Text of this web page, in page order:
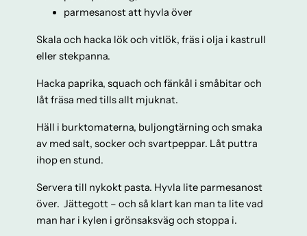
parmesanost att hyvla över
Skala och hacka lök och vitlök, fräs i olja i kastrull
eller stekpanna.
Hacka paprika, squach och fänkål i småbitar och
låt fräsa med tills allt mjuknat.
Häll i burktomaterna, buljongtärning och smaka
av med salt, socker och svartpeppar. Låt puttra
ihop en stund.
Servera till nykokt pasta. Hyvla lite parmesanost
över. Jättegott – och så klart kan man ta lite vad
man har i kylen i grönsaksväg och stoppa i.